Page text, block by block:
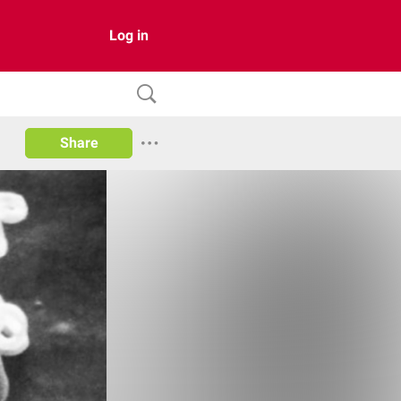
Log in
Share